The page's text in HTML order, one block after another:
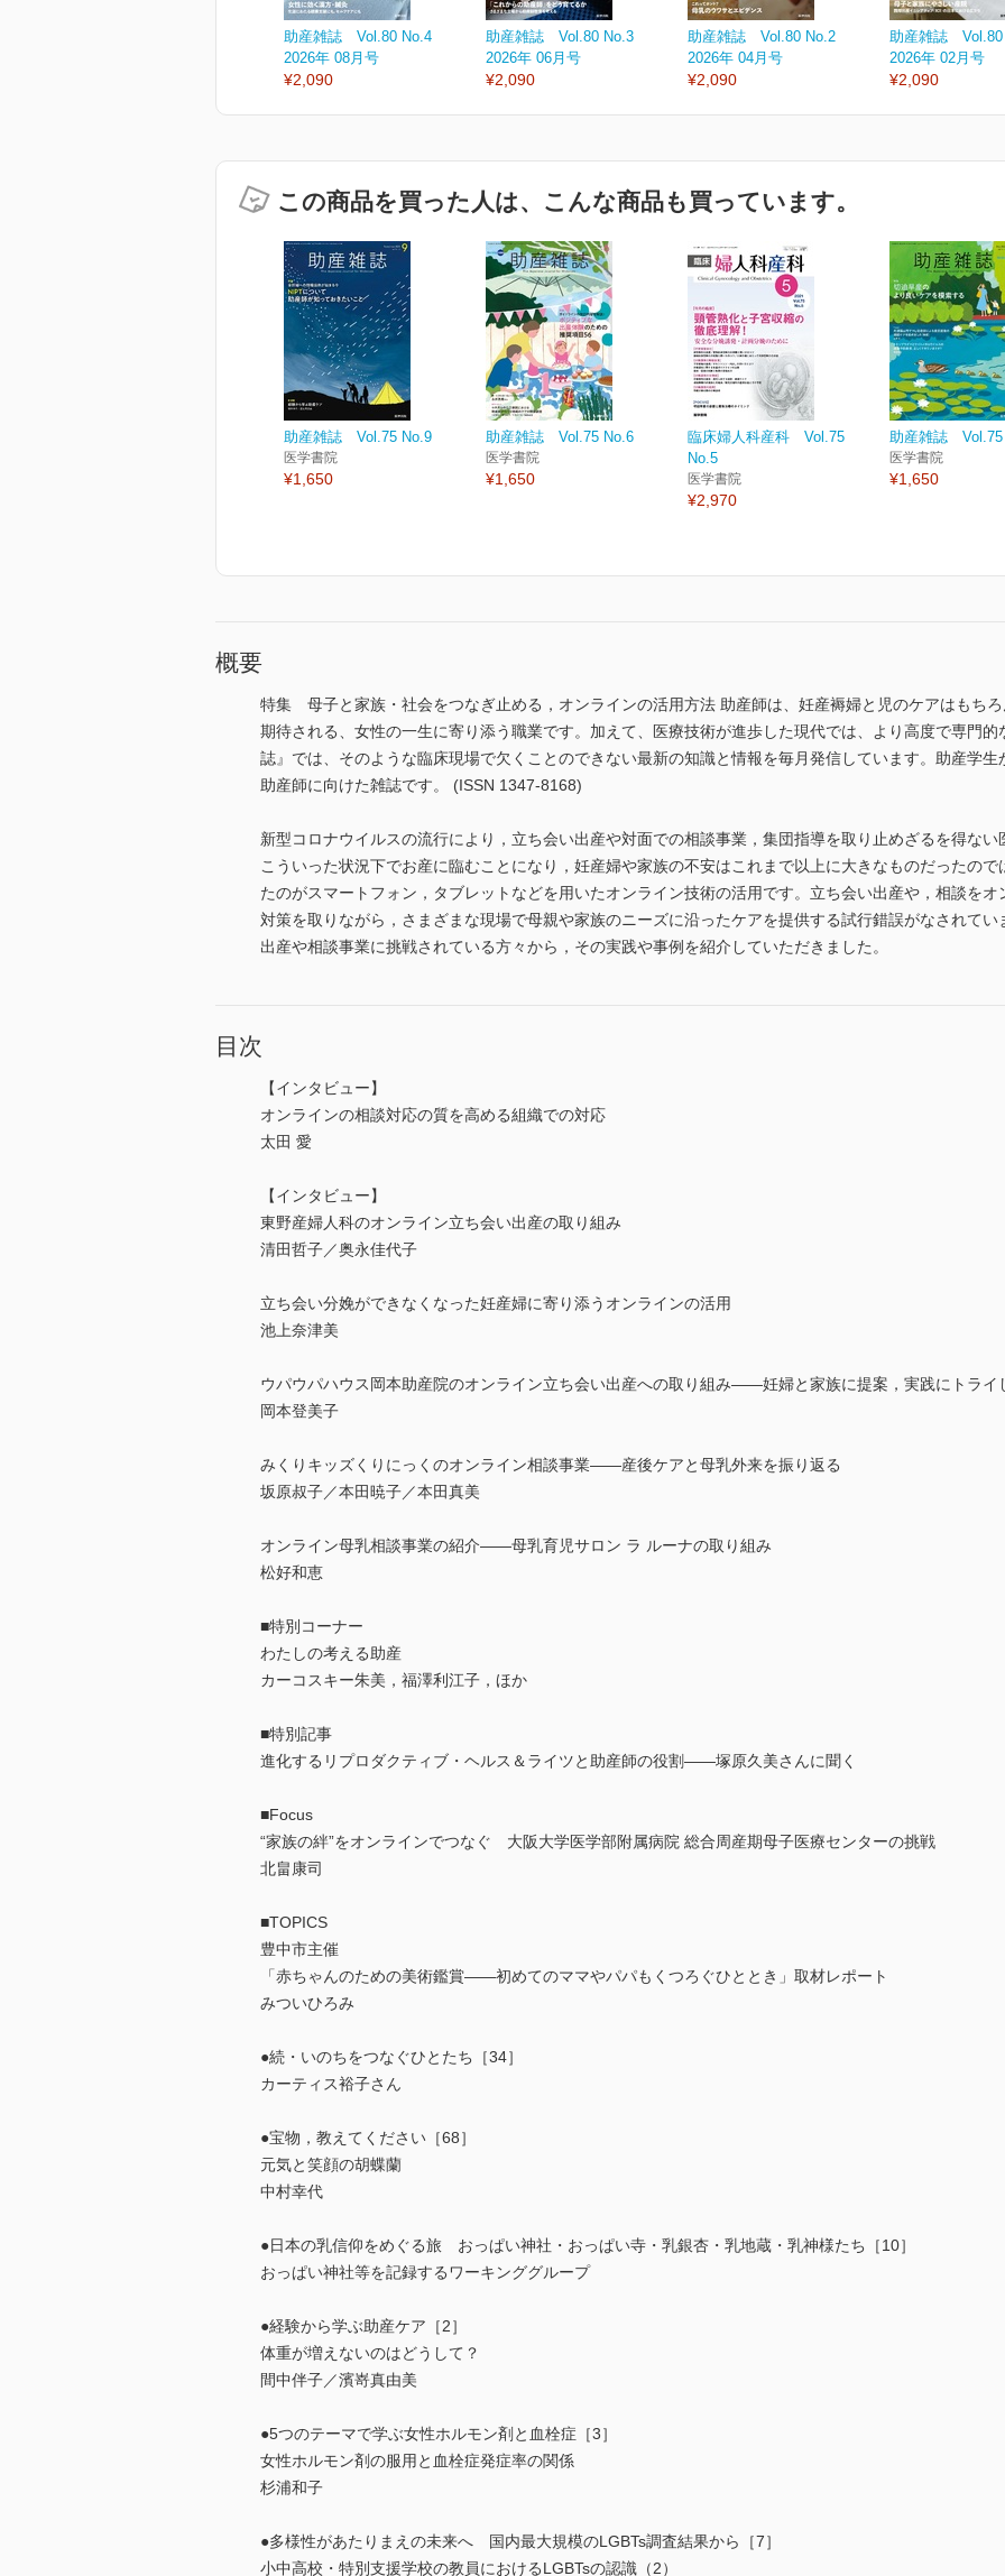
助産雑誌 Vol.80 No.4
2026年 08月号
¥2,090
助産雑誌 Vol.80 No.3
2026年 06月号
¥2,090
助産雑誌 Vol.80 No.2
2026年 04月号
¥2,090
助産雑誌 Vol.80
2026年 02月号
¥2,090
この商品を買った人は、こんな商品も買っています。
助産雑誌 Vol.75 No.9
医学書院
¥1,650
助産雑誌 Vol.75 No.6
医学書院
¥1,650
臨床婦人科産科 Vol.75
No.5
医学書院
¥2,970
助産雑誌 Vol.75
医学書院
¥1,650
概要
特集 母子と家族・社会をつなぎ止める，オンラインの活用方法 助産師は、妊産褥婦と児のケアはもち
期待される、女性の一生に寄り添う職業です。加えて、医療技術が進歩した現代では、より高度で専門
誌』では、そのような臨床現場で欠くことのできない最新の知識と情報を毎月発信しています。助産学
助産師に向けた雑誌です。 (ISSN 1347-8168)
新型コロナウイルスの流行により，立ち会い出産や対面での相談事業，集団指導を取り止めざるを得な
こういった状況下でお産に臨むことになり，妊産婦や家族の不安はこれまで以上に大きなものだったの
たのがスマートフォン，タブレットなどを用いたオンライン技術の活用です。立ち会い出産や，相談を
対策を取りながら，さまざまな現場で母親や家族のニーズに沿ったケアを提供する試行錯誤がなされて
出産や相談事業に挑戦されている方々から，その実践や事例を紹介していただきました。
目次
【インタビュー】
オンラインの相談対応の質を高める組織での対応
太田 愛
【インタビュー】
東野産婦人科のオンライン立ち会い出産の取り組み
清田哲子／奥永佳代子
立ち会い分娩ができなくなった妊産婦に寄り添うオンラインの活用
池上奈津美
ウパウパハウス岡本助産院のオンライン立ち会い出産への取り組み――妊婦と家族に提案，実践にトライ
岡本登美子
みくりキッズくりにっくのオンライン相談事業――産後ケアと母乳外来を振り返る
坂原叔子／本田暁子／本田真美
オンライン母乳相談事業の紹介――母乳育児サロン ラ ルーナの取り組み
松好和恵
■特別コーナー
わたしの考える助産
カーコスキー朱美，福澤利江子，ほか
■特別記事
進化するリプロダクティブ・ヘルス＆ライツと助産師の役割――塚原久美さんに聞く
■Focus
“家族の絆”をオンラインでつなぐ 大阪大学医学部附属病院 総合周産期母子医療センターの挑戦
北畠康司
■TOPICS
豊中市主催
「赤ちゃんのための美術鑑賞――初めてのママやパパもくつろぐひととき」取材レポート
みついひろみ
●続・いのちをつなぐひとたち［34］
カーティス裕子さん
●宝物，教えてください［68］
元気と笑顔の胡蝶蘭
中村幸代
●日本の乳信仰をめぐる旅 おっぱい神社・おっぱい寺・乳銀杏・乳地蔵・乳神様たち［10］
おっぱい神社等を記録するワーキンググループ
●経験から学ぶ助産ケア［2］
体重が増えないのはどうして？
間中伴子／濱嵜真由美
●5つのテーマで学ぶ女性ホルモン剤と血栓症［3］
女性ホルモン剤の服用と血栓症発症率の関係
杉浦和子
●多様性があたりまえの未来へ 国内最大規模のLGBTs調査結果から［7］
小中高校・特別支援学校の教員におけるLGBTsの認識（2）